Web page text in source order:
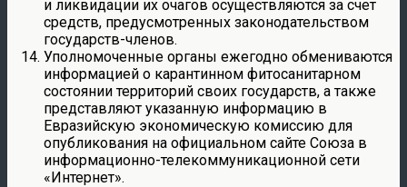
и ликвидации их очагов осуществляются за счет
средств, предусмотренных законодательством
государств-членов.
Уполномоченные органы ежегодно обмениваются
информацией о карантинном фитосанитарном
состоянии территорий своих государств, а также
представляют указанную информацию в
Евразийскую экономическую комиссию для
опубликования на официальном сайте Союза в
информационно-телекоммуникационной сети
«Интернет».